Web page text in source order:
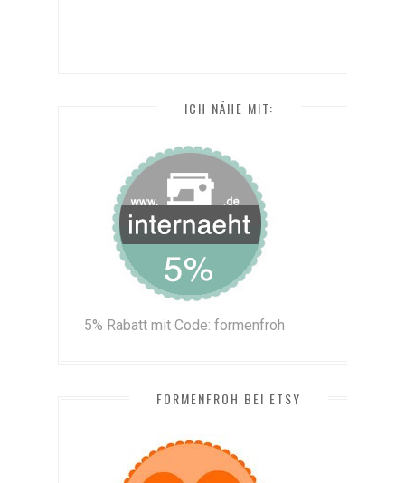
ICH NÄHE MIT:
5% Rabatt mit Code: formenfroh
FORMENFROH BEI ETSY